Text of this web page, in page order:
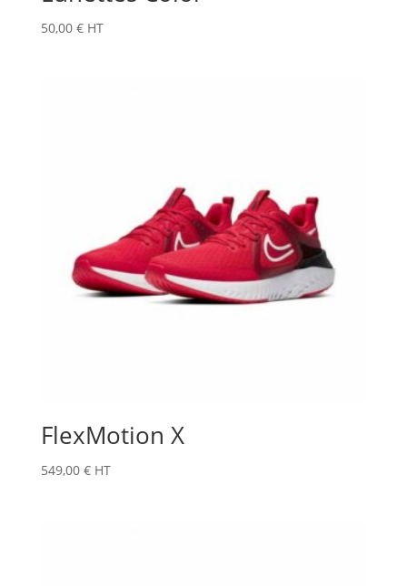
50,00 € HT
FlexMotion X
549,00 € HT